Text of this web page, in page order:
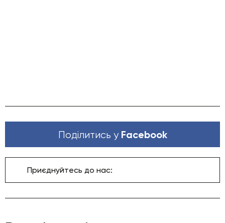
Поділитись у Facebook
Приєднуйтесь до нас: